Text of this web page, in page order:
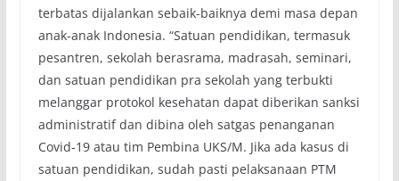
terbatas dijalankan sebaik-baiknya demi masa depan
anak-anak Indonesia. “Satuan pendidikan, termasuk
pesantren, sekolah berasrama, madrasah, seminari,
dan satuan pendidikan pra sekolah yang terbukti
melanggar protokol kesehatan dapat diberikan sanksi
administratif dan dibina oleh satgas penanganan
Covid-19 atau tim Pembina UKS/M. Jika ada kasus di
satuan pendidikan, sudah pasti pelaksanaan PTM